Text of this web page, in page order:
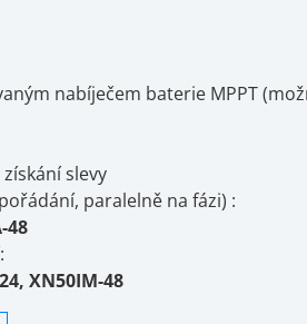
nabíječem baterie MPPT
slevy
paralelně na fázi) :
48
XN50IM-48